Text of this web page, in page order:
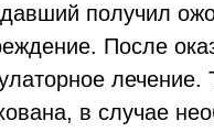
получил
После
лечение.
в случае